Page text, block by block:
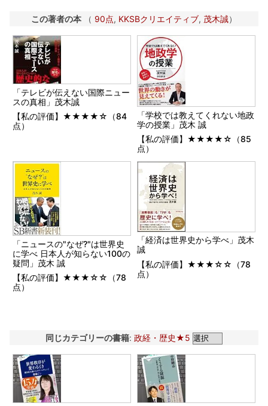
この著者の本 （ 90点, KKSBクリエイティブ, 茂木誠）
「テレビが伝えない国際ニュー
スの真相」茂木誠
【私の評価】★★★★☆（84
点）
「学校では教えてくれない地政
学の授業」茂木 誠
【私の評価】★★★★☆（85
点）
「ニュースの"なぜ?"は世界史
に学べ 日本人が知らない100の
疑問」茂木 誠
【私の評価】★★★☆☆（78
点）
「経済は世界史から学べ」茂木
誠
【私の評価】★★★☆☆（78
点）
同じカテゴリーの書籍: 政経・歴史★5